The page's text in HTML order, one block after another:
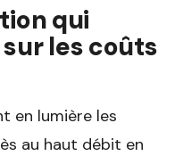
qui
les coûts
en lumière les
au haut débit en